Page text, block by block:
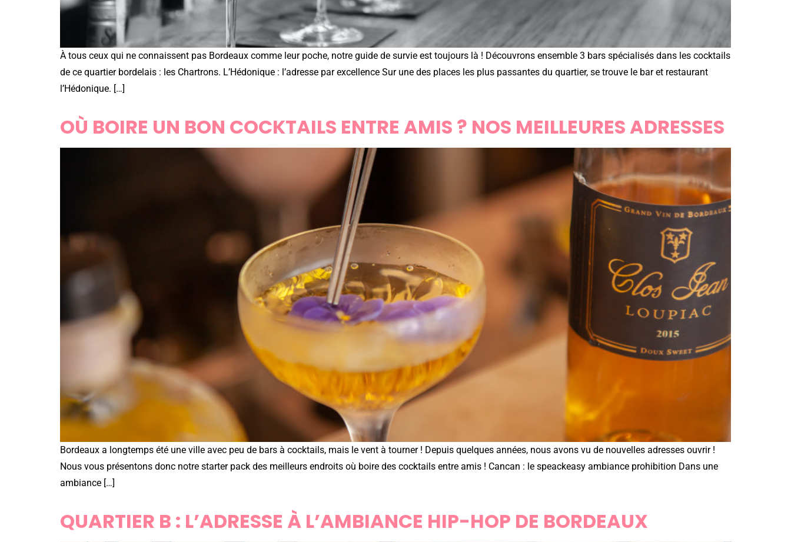
À tous ceux qui ne connaissent pas Bordeaux comme leur poche, notre guide de survie est toujours là ! Découvrons ensemble 3 bars spécialisés dans les cocktails
de ce quartier bordelais : les Chartrons. L’Hédonique : l’adresse par excellence Sur une des places les plus passantes du quartier, se trouve le bar et restaurant
l’Hédonique. […]
OÙ BOIRE UN BON COCKTAILS ENTRE AMIS ? NOS MEILLEURES ADRESSES
Bordeaux a longtemps été une ville avec peu de bars à cocktails, mais le vent à tourner ! Depuis quelques années, nous avons vu de nouvelles adresses ouvrir !
Nous vous présentons donc notre starter pack des meilleurs endroits où boire des cocktails entre amis ! Cancan : le speackeasy ambiance prohibition Dans une
ambiance […]
QUARTIER B : L’ADRESSE À L’AMBIANCE HIP-HOP DE BORDEAUX